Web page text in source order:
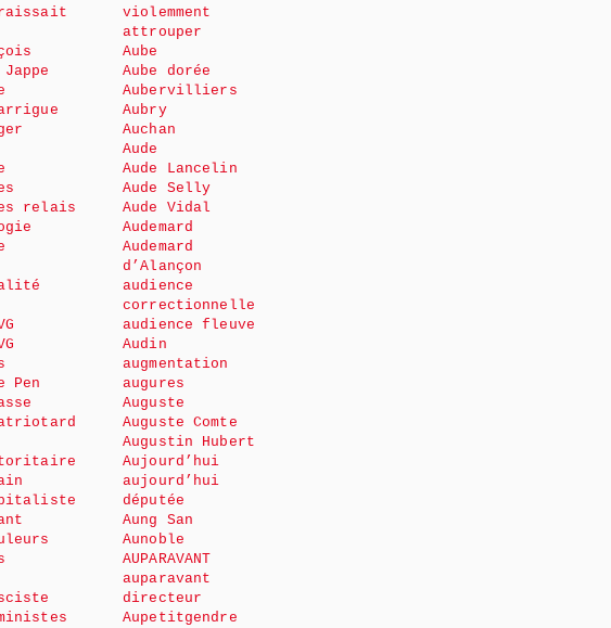
relais
Pen
violemment
attrouper
Aube
Aube dorée
Aubervilliers
Aubry
Auchan
Aude
Aude Lancelin
Aude Selly
Aude Vidal
Audemard
Audemard
d’Alançon
audience
correctionnelle
audience fleuve
Audin
augmentation
augures
Auguste
Auguste Comte
Augustin Hubert
Aujourd’hui
aujourd’hui
députée
Aung San
Aunoble
AUPARAVANT
auparavant
directeur
Aupetitgendre